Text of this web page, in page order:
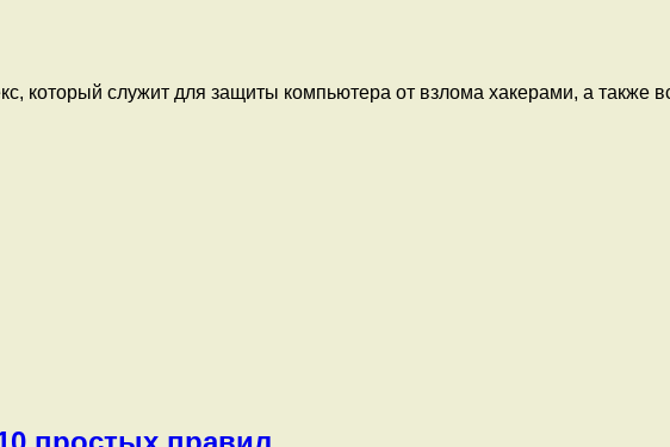
который служит для защиты компьютера от взлома хакерами, а также